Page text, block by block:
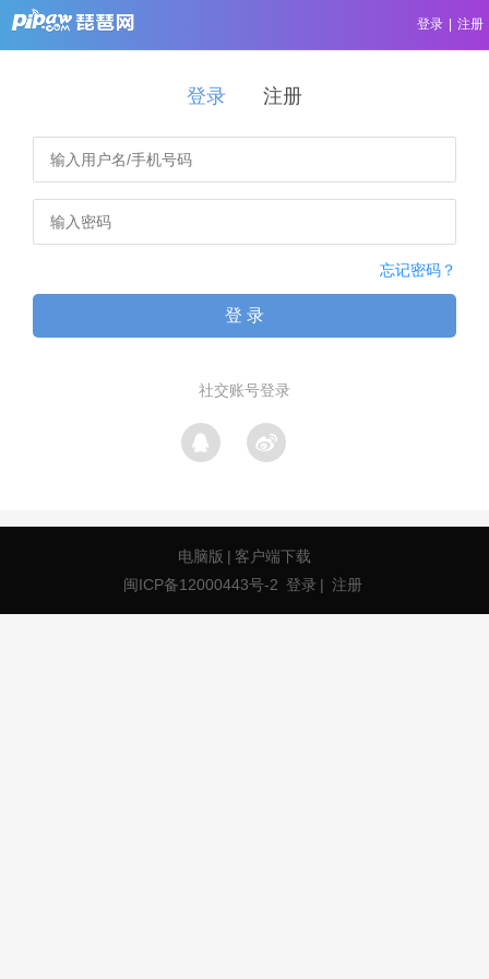
登录 注册
登录 注册
忘记密码？
登 录
社交账号登录
电脑版 | 客户端下载
闽ICP备12000443号-2 登录 | 注册